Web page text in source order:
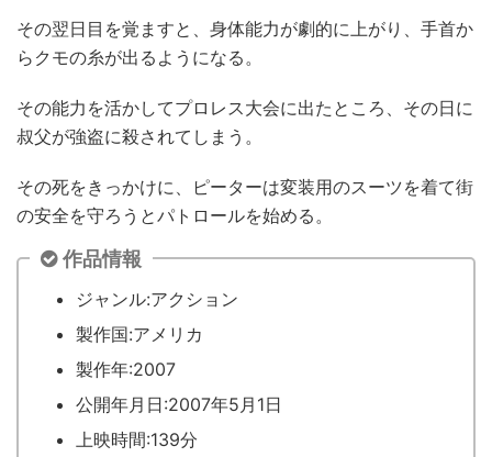
その翌日目を覚ますと、身体能力が劇的に上がり、手首か
らクモの糸が出るようになる。
その能力を活かしてプロレス大会に出たところ、その日に
叔父が強盗に殺されてしまう。
その死をきっかけに、ピーターは変装用のスーツを着て街
の安全を守ろうとパトロールを始める。
作品情報
ジャンル:アクション
製作国:アメリカ
製作年:2007
公開年月日:2007年5月1日
上映時間:139分